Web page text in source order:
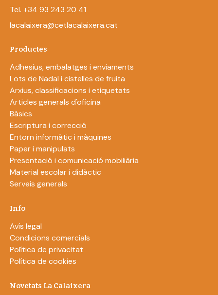
Tel. +34 93 243 20 41
lacalaixera@cetlacalaixera.cat
Productes
Adhesius, embalatges i enviaments
Lots de Nadal i cistelles de fruita
Arxius, classificacions i etiquetats
Articles generals d'oficina
Bàsics
Escriptura i correcció
Entorn informàtic i màquines
Paper i manipulats
Presentació i comunicació mobiliària
Material escolar i didàctic
Serveis generals
Info
Avís legal
Condicions comercials
Política de privacitat
Política de cookies
Novetats La Calaixera